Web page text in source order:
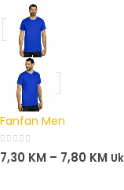
Fanfan Men
0out of 5
7,30 KM – 7,80 KM